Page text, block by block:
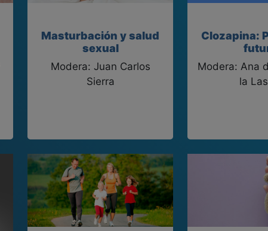
Masturbación y salud
sexual
Modera: Juan Carlos
Sierra
Clozapina:
Modera: Ana
la